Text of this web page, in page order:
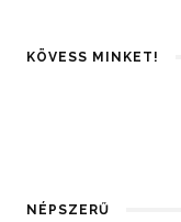
KÖVESS MINKET!
NÉPSZERŰ